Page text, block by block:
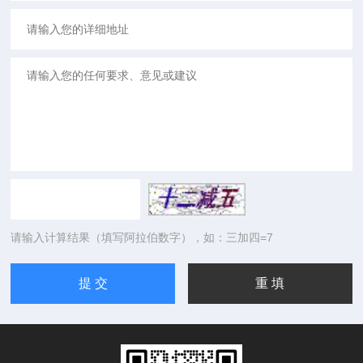
请输入计算结果（填写阿拉伯数字），如：三加四=7